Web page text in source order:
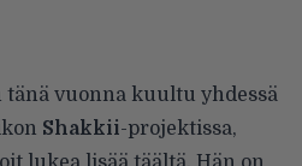
tänä vuonna kuultu yhdessä
Shakkii-projektissa,